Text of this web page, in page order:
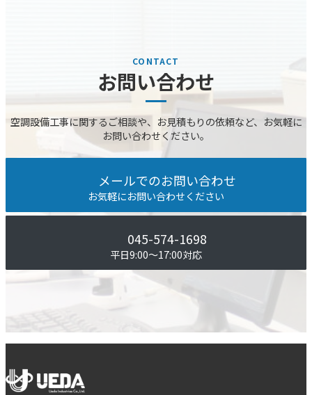
お問い合わせ
空調設備⼯事に関するご相談や、お⾒積もりの依頼など、お気軽に
お問い合わせください。
メールでのお問い合わせ
お気軽にお問い合わせください
045-574-1698
平⽇9:00〜17:00対応